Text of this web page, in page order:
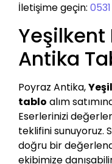
İletişime geçin:
Antika
Poyraz Antika,
tablo alım
Eserlerinizi
teklifini sunuyoruz.
doğru bir
ekibimize